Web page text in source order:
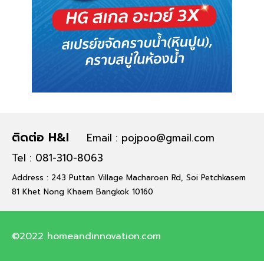
ติดต่อ H&I
Email : pojpoo@gmail.com
Tel : 081-310-8063
Address : 243 Puttan Village Macharoen Rd, Soi Petchkasem
81 Khet Nong Khaem Bangkok 10160
©2022 homeandinnovation.com